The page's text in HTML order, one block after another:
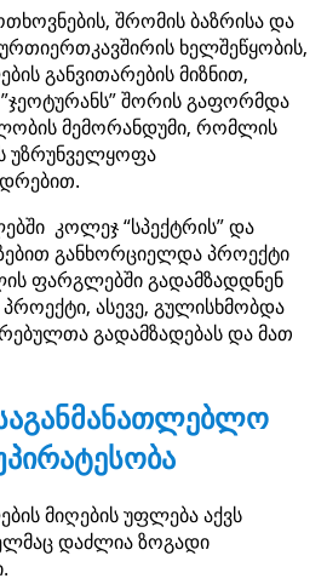
შრომის ბაზრისა და
ხელშეწყობის,
განვითარების მიზნით,
შორის გაფორმდა
მემორანდუმი, რომლის
უზრუნველყოფა
კოლეჯ “სპექტრის” და
განხორციელდა პროექტი
ფარგლებში გადამზადდნენ
ასევე, გულისხმობდა
გადამზადებას და მათ
მიღების უფლება აქვს
დაძლია ზოგადი